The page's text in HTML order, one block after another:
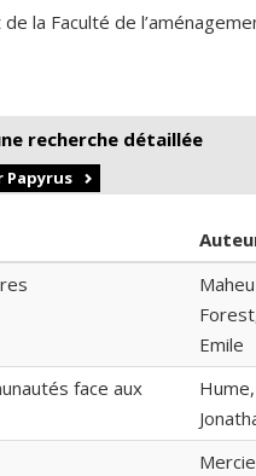
la Faculté de
recherche détaillée
Papyrus
Maheu
Emile
face aux
Hume,